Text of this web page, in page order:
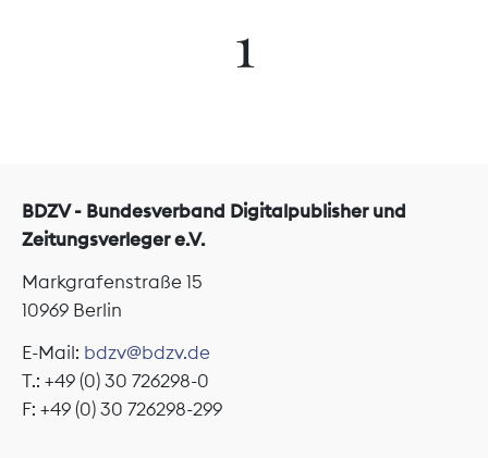
1
BDZV - Bundesverband Digitalpublisher und
Zeitungsverleger e.V.
Markgrafenstraße 15
10969 Berlin
E-Mail: bdzv@bdzv.de
T.: +49 (0) 30 726298-0
F: +49 (0) 30 726298-299